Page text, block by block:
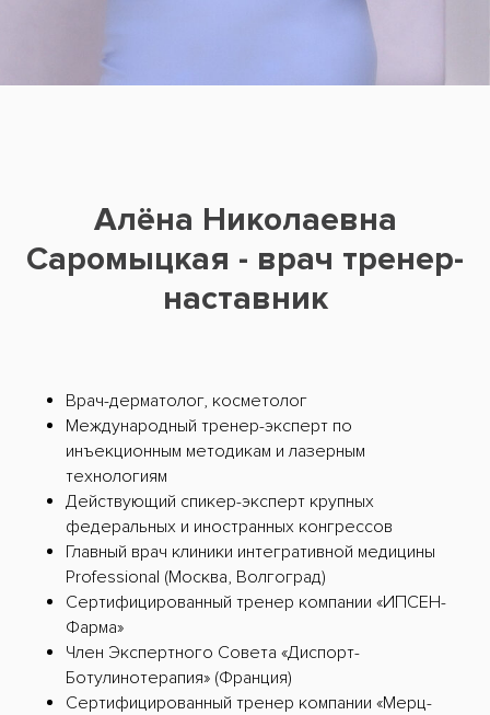
Алёна Николаевна
Саромыцкая - врач тренер-
наставник
Врач-дерматолог, косметолог
Международный тренер-эксперт по
инъекционным методикам и лазерным
технологиям
Действующий спикер-эксперт крупных
федеральных и иностранных конгрессов
Главный врач клиники интегративной медицины
Professional (Москва, Волгоград)
Сертифицированный тренер компании «ИПСЕН-
Фарма»
Член Экспертного Совета «Диспорт-
Ботулинотерапия» (Франция)
Сертифицированный тренер компании «Мерц-